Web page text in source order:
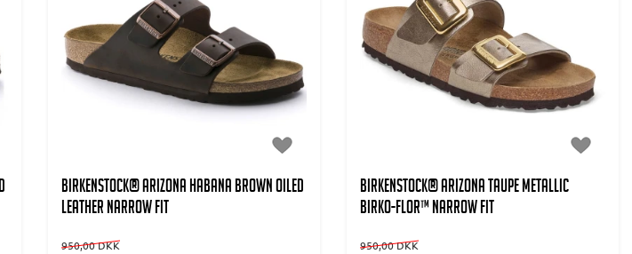
BIRKENSTOCK® Arizona Habana Brown Oiled
Leather Narrow Fit
950,00 DKK
BIRKENSTOCK® Arizona Taupe metallic
Birko-Flor™ Narrow Fit
950,00 DKK